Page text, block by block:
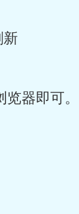
新
器即可。